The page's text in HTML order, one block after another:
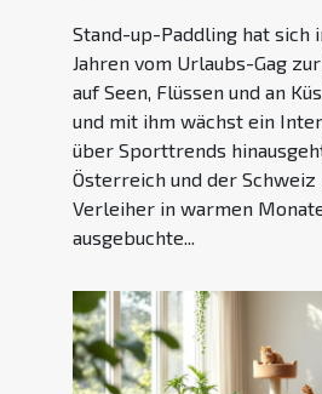
Stand-up-Paddling hat sich
Jahren vom Urlaubs-Gag
auf Seen, Flüssen und an
und mit ihm wächst ein
über Sporttrends
Österreich und der Schweiz
Verleiher in warmen
ausgebuchte...